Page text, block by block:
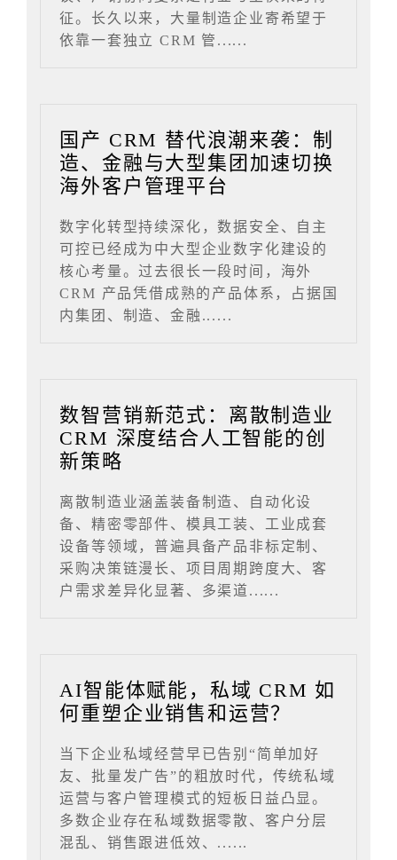
征。长久以来，大量制造企业寄希望于
依靠一套独立 CRM 管......
国产 CRM 替代浪潮来袭：制
造、金融与大型集团加速切换
海外客户管理平台
数字化转型持续深化，数据安全、自主
可控已经成为中大型企业数字化建设的
核心考量。过去很长一段时间，海外
CRM 产品凭借成熟的产品体系，占据国
内集团、制造、金融......
数智营销新范式：离散制造业
CRM 深度结合人工智能的创
新策略
离散制造业涵盖装备制造、自动化设
备、精密零部件、模具工装、工业成套
设备等领域，普遍具备产品非标定制、
采购决策链漫长、项目周期跨度大、客
户需求差异化显著、多渠道......
AI智能体赋能，私域 CRM 如
何重塑企业销售和运营？
当下企业私域经营早已告别“简单加好
友、批量发广告”的粗放时代，传统私域
运营与客户管理模式的短板日益凸显。
多数企业存在私域数据零散、客户分层
混乱、销售跟进低效、......